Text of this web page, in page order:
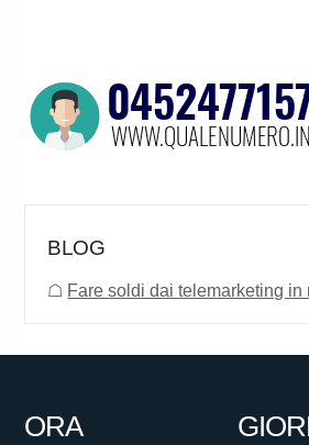
BLOG
☖ Fare soldi dai telemarketing in
ORA